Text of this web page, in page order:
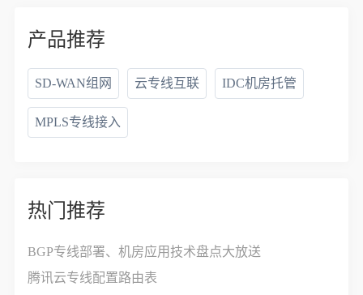
产品推荐
SD-WAN组网 云专线互联 IDC机房托管
MPLS专线接入
热门推荐
BGP专线部署、机房应用技术盘点大放送
腾讯云专线配置路由表